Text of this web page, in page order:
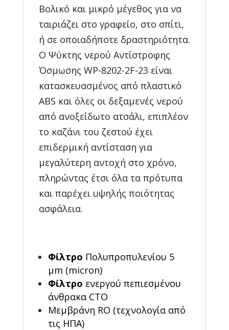
Βολικό και μικρό μέγεθος για να
ταιριάζει στο γραφείο, στο σπίτι,
ή σε οποιαδήποτε δραστηριότητα.
Ο Ψύκτης νερού Αντίστροφης
Όσμωσης WP-8202-2F-23 είναι
κατασκευασμένος από πλαστικό
ABS και όλες οι δεξαμενές νερού
από ανοξείδωτο ατσάλι, επιπλέον
το καζάνι του ζεστού έχει
επιδερμική αντίσταση για
μεγαλύτερη αντοχή στο χρόνο,
πληρώντας έτσι όλα τα πρότυπα
και παρέχει υψηλής ποιότητας
ασφάλεια.
Φίλτρο Πολυπροπυλενίου 5
μm (micron)
Φίλτρο ενεργού πεπιεσμένου
άνθρακα CTO
Μεμβράνη RO (τεχνολογία από
τις ΗΠΑ)